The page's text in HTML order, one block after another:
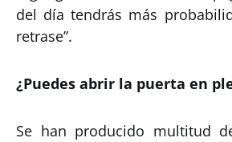
del día tendrás más
retrase”.
¿Puedes abrir la puerta en
Se han producido multitud